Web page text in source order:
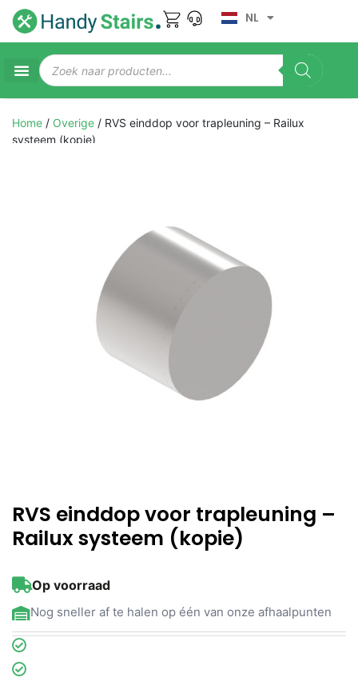
NL
Home / Overige / RVS einddop voor trapleuning – Railux
systeem (kopie)
RVS einddop voor trapleuning –
Railux systeem (kopie)
Op voorraad
Nog sneller af te halen op één van onze afhaalpunten